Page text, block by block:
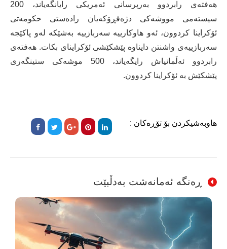
هەفتەی رابردوو بەرپرسانی ئەمریکی رایانگەیاند، 200
سیستەمی مووشەکی دژەفڕۆکەیان رادەستی حکومەتی
ئۆکراینا کردوون، ئەو هاوکارییە سەربازییە بەشێکە لەو پاکێجە
سەربازییەی واشنتن دایناوە پێشكێشی ئۆکراینای بکات. هەفتەی
رابردوو ئەڵمانیاش رایگەیاند، 500 موشەکی ستینگەری
پێشکێش بە ئۆکراینا کردوون.
هاوبەشیکردن بۆ تۆڕەکان :
ڕەنگە ئەمانەشت بەدڵبێت